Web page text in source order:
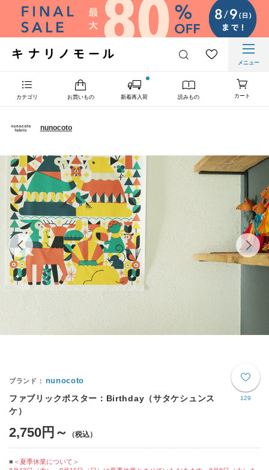
メニュー
カテゴリ お買いもの 新着再入荷 読みもの カート
nunocoto
129
nunocoto
ファブリックポスター：Birthday（サタケシュンス
ケ）
2,750円～
＜夏季休業について＞